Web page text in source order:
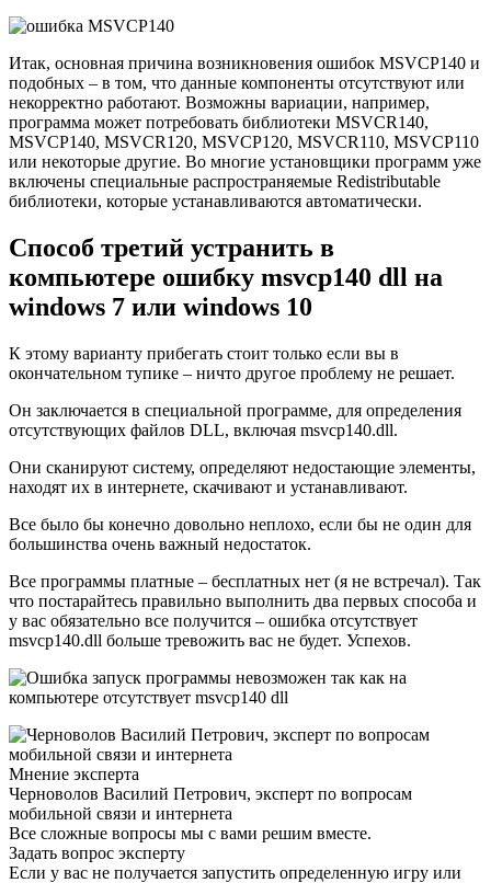
Итак, основная причина возникновения ошибок MSVCP140 и
подобных – в том, что данные компоненты отсутствуют или
некорректно работают. Возможны вариации, например,
программа может потребовать библиотеки MSVCR140,
MSVCP140, MSVCR120, MSVCP120, MSVCR110, MSVCP110
или некоторые другие. Во многие установщики программ уже
включены специальные распространяемые Redistributable
библиотеки, которые устанавливаются автоматически.
Способ третий устранить в
компьютере ошибку msvcp140 dll на
windows 7 или windows 10
К этому варианту прибегать стоит только если вы в
окончательном тупике – ничто другое проблему не решает.
Он заключается в специальной программе, для определения
отсутствующих файлов DLL, включая msvcp140.dll.
Они сканируют систему, определяют недостающие элементы,
находят их в интернете, скачивают и устанавливают.
Все было бы конечно довольно неплохо, если бы не один для
большинства очень важный недостаток.
Все программы платные – бесплатных нет (я не встречал). Так
что постарайтесь правильно выполнить два первых способа и
у вас обязательно все получится – ошибка отсутствует
msvcp140.dll больше тревожить вас не будет. Успехов.
Мнение эксперта
Черноволов Василий Петрович, эксперт по вопросам
мобильной связи и интернета
Все сложные вопросы мы с вами решим вместе.
Задать вопрос эксперту
Если у вас не получается запустить определенную игру или